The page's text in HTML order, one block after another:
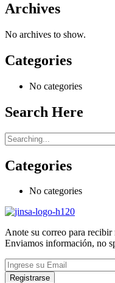
Archives
No archives to show.
Categories
No categories
Search Here
Search
for:
Categories
No categories
Anote su correo para recibir
Enviamos información, no